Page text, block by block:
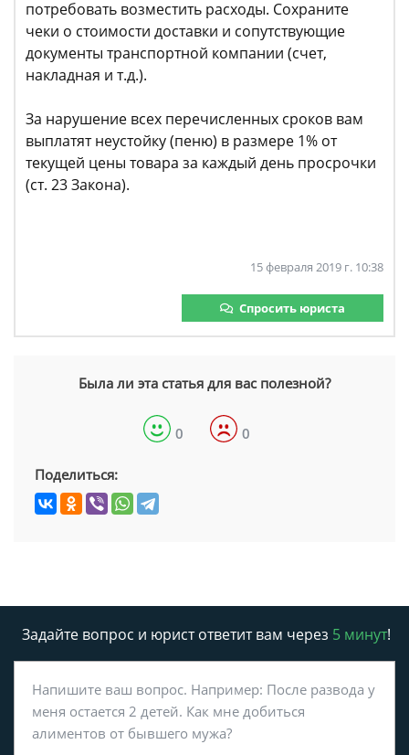
потребовать возместить расходы. Сохраните
чеки о стоимости доставки и сопутствующие
документы транспортной компании (счет,
накладная и т.д.).
За нарушение всех перечисленных сроков вам
выплатят неустойку (пеню) в размере 1% от
текущей цены товара за каждый день просрочки
(ст. 23 Закона).
15 февраля 2019 г. 10:38
Спросить юриста
Была ли эта статья для вас полезной?
0 0
Поделиться:
Задайте вопрос и юрист ответит вам через 5 минут!